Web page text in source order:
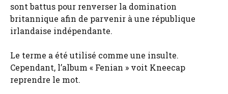
sont battus pour renverser la domination
britannique afin de parvenir à une république
irlandaise indépendante.
Le terme a été utilisé comme une insulte.
Cependant, l’album « Fenian » voit Kneecap
reprendre le mot.